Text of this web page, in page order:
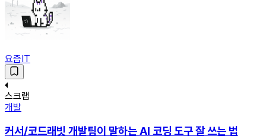
요즘IT
스크랩
개발
커서/코드래빗 개발팀이 말하는 AI 코딩 도구 잘 쓰는 법